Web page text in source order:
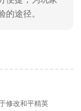
途径。
修改和平精英